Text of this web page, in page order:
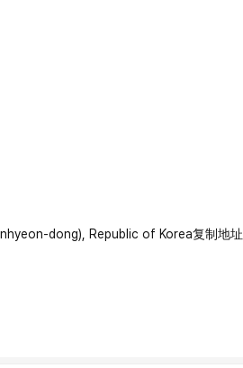
dong), Republic of Korea复制地址